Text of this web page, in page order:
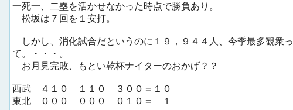
一死一、二塁を活かせなかった時点で勝負あり。
松坂は７回を１安打。
しかし、消化試合だというのに１９，９４４人、今季最多観衆っ
て。・・・。
お月見完敗、もとい乾杯ナイターのおかげ？？
西武 ４１０ １１０ ３００＝１０
東北 ０００ ０００ ０１０＝ １